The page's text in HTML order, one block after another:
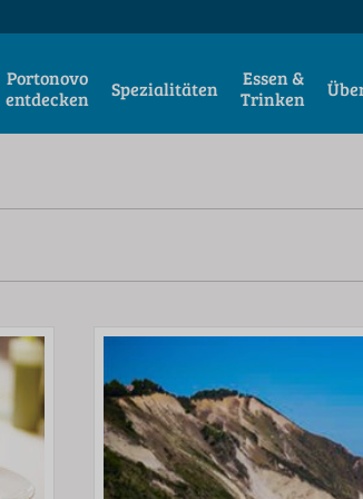
Portonovo
entdecken
Spezialitäten
Essen &
Trinken